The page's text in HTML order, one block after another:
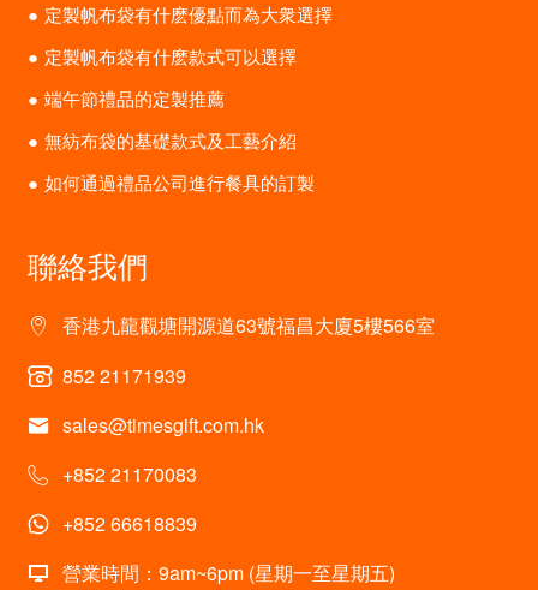
定製帆布袋有什麽優點而為大衆選擇
定製帆布袋有什麽款式可以選擇
端午節禮品的定製推薦
無紡布袋的基礎款式及工藝介紹
如何通過禮品公司進行餐具的訂製
聯絡我們
香港九龍觀塘開源道63號福昌大廈5樓566室
852 21171939
sales@timesgift.com.hk
+852 21170083
+852 66618839
營業時間：9am~6pm (星期一至星期五)